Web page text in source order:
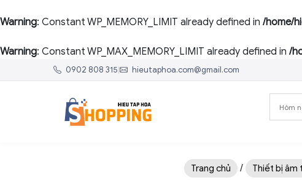
Warning: Constant WP_MEMORY_LIMIT already defined in /home/
Warning: Constant WP_MAX_MEMORY_LIMIT already defined in /
0902 808 315| hieutaphoa.com@gmail.com
Trang chủ / Thiết bị âm